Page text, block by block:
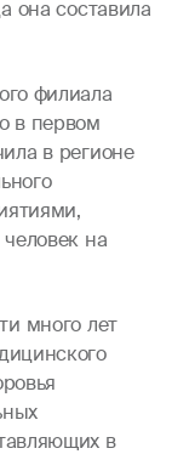
она составила
филиала
в первом
в регионе
на
много лет
в